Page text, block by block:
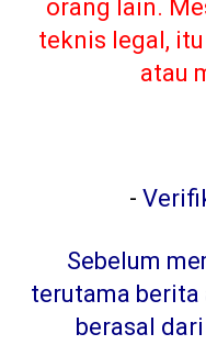
orang lain.
teknis legal,
atau
-
Sebelum
terutama berita
berasal